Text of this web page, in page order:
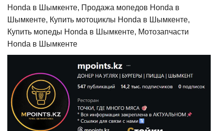
Honda в Шымкенте, Продажа мопедов Honda в
Шымкенте, Купить мотоциклы Honda в Шымкенте,
Купить мопеды Honda в Шымкенте, Мотозапчасти
Honda в Шымкенте